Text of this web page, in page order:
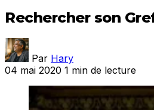
Rechercher son
Par Hary
04 mai 2020 1 min de lecture